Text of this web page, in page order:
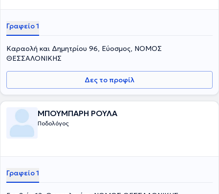
Γραφείο 1
Καραολή και Δημητρίου 96, Εύοσμος, ΝΟΜΟΣ
ΘΕΣΣΑΛΟΝΙΚΗΣ
Δες το προφίλ
ΜΠΟΥΜΠΑΡΗ ΡΟΥΛΑ
Ποδολόγος
Γραφείο 1